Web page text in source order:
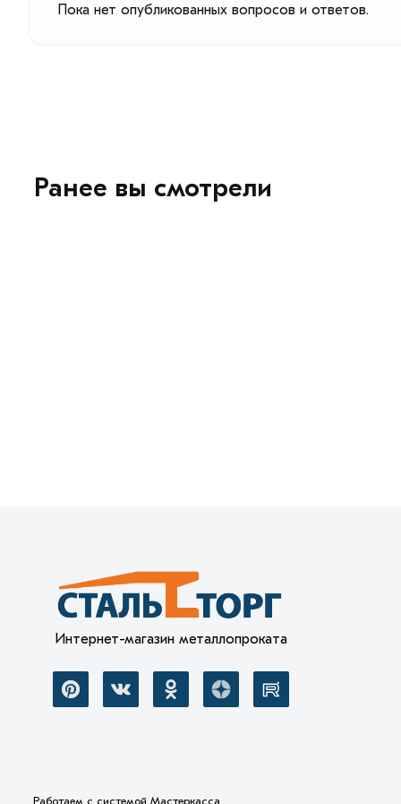
Пока нет опубликованных вопросов и ответов.
Ранее вы смотрели
Интернет-магазин металлопроката
Работаем с системой Мастеркасса